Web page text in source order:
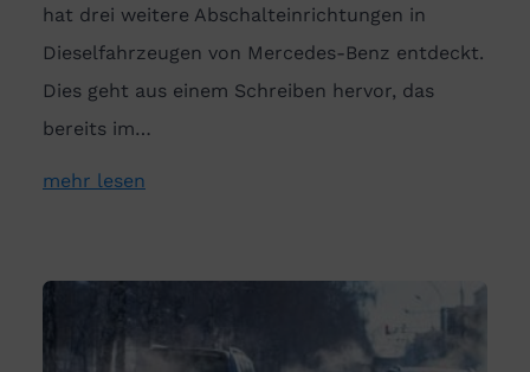
hat drei weitere Abschalteinrichtungen in
Dieselfahrzeugen von Mercedes-Benz entdeckt.
Dies geht aus einem Schreiben hervor, das
bereits im…
mehr lesen